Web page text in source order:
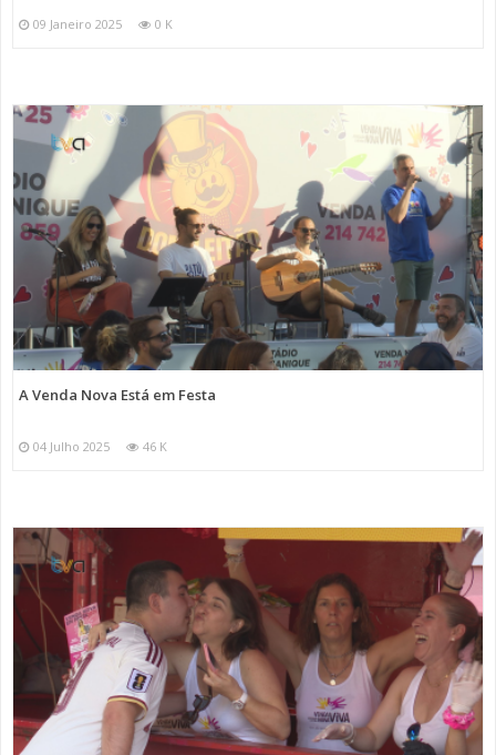
09 Janeiro 2025 0 K
A Venda Nova Está em Festa
04 Julho 2025 46 K